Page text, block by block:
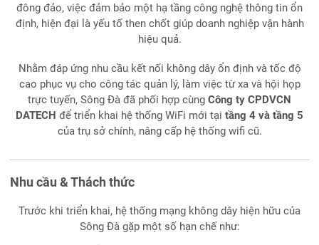
đông đảo, việc đảm bảo một hạ tầng công nghệ thông tin ổn
định, hiện đại là yếu tố then chốt giúp doanh nghiệp vận hành
hiệu quả.
Nhằm đáp ứng nhu cầu kết nối không dây ổn định và tốc độ
cao phục vụ cho công tác quản lý, làm việc từ xa và hội họp
trực tuyến, Sông Đà đã phối hợp cùng Công ty CPDVCN
DATECH để triển khai hệ thống WiFi mới tại tầng 4 và tầng 5
của trụ sở chính, nâng cấp hệ thống wifi cũ.
Nhu cầu & Thách thức
Trước khi triển khai, hệ thống mạng không dây hiện hữu của
Sông Đà gặp một số hạn chế như: